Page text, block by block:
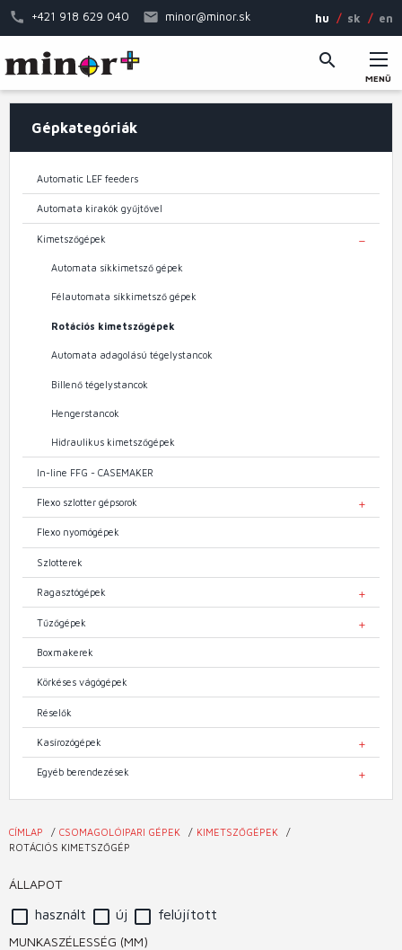
tartalomra
+421 918 629 040 minor@minor.sk hu sk en
navigáció
MENÜ
Jelenlegi
CÍMLAP CSOMAGOLÓIPARI GÉPEK
KIMETSZŐGÉPEK
ROTÁCIÓS KIMETSZŐGÉP
ÁLLAPOT
használt új felújított
MUNKASZÉLESSÉG (MM)
Gépkategóriák
Automatic LEF feeders
Automata kirakók gyűjtővel
Kimetszőgépek
Automata síkkimetsző gépek
Félautomata síkkimetsző gépek
Rotációs kimetszőgépek
Automata adagolású tégelystancok
Billenő tégelystancok
Hengerstancok
Hidraulikus kimetszőgépek
In-line FFG - CASEMAKER
Flexo szlotter gépsorok
Flexo nyomógépek
Szlotterek
Ragasztógépek
Tűzőgépek
Boxmakerek
Körkéses vágógépek
Réselők
Kasírozógépek
Egyéb berendezések